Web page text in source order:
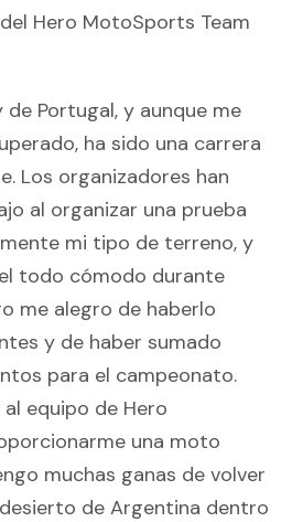
Hero MotoSports Team
de Portugal, y aunque me
ha sido una carrera
Los organizadores han
al organizar una prueba
mi tipo de terreno, y
todo cómodo durante
me alegro de haberlo
y de haber sumado
para el campeonato.
equipo de Hero
una moto
muchas ganas de volver
de Argentina dentro